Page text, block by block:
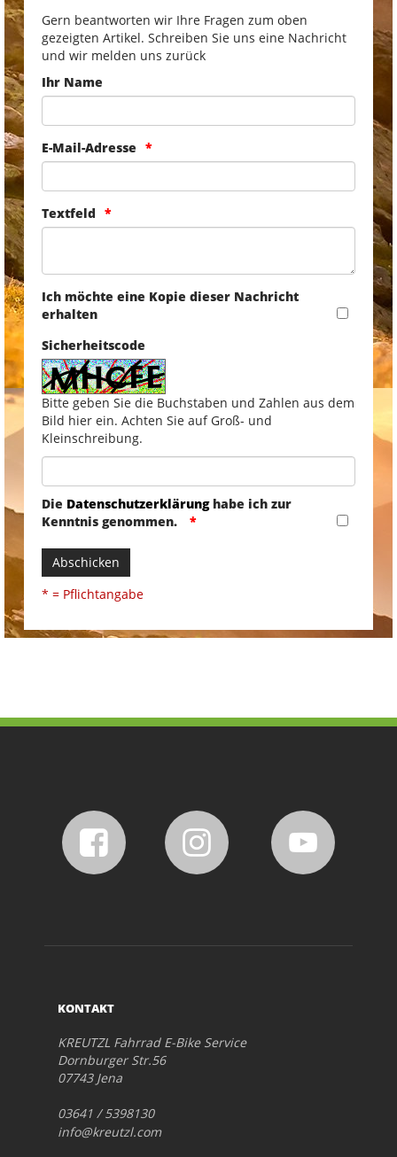
Gern beantworten wir Ihre Fragen zum oben
gezeigten Artikel. Schreiben Sie uns eine Nachricht
und wir melden uns zurück
Ihr Name
E-Mail-Adresse
Textfeld
Ich möchte eine Kopie dieser Nachricht
erhalten
Sicherheitscode
Bitte geben Sie die Buchstaben und Zahlen aus dem
Bild hier ein. Achten Sie auf Groß- und
Kleinschreibung.
Die Datenschutzerklärunghabe ich zur
Kenntnis genommen.
Abschicken
* = Pflichtangabe
KONTAKT
KREUTZL Fahrrad E-Bike Service
Dornburger Str.56
07743 Jena
03641 / 5398130
info@kreutzl.com